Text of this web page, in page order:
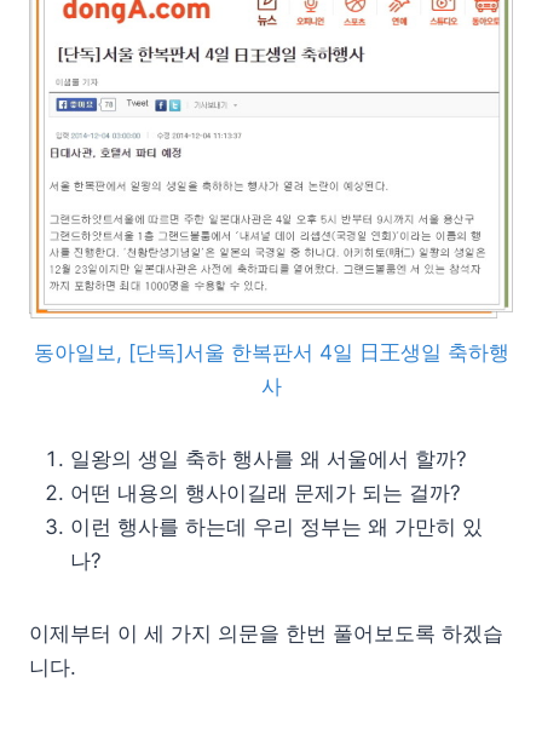
동아일보, [단독]서울 한복판서 4일 日王생일 축하행
사
일왕의 생일 축하 행사를 왜 서울에서 할까?
어떤 내용의 행사이길래 문제가 되는 걸까?
이런 행사를 하는데 우리 정부는 왜 가만히 있
나?
이제부터 이 세 가지 의문을 한번 풀어보도록 하겠습
니다.